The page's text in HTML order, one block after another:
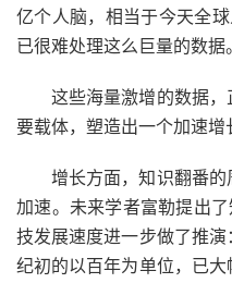
亿个人脑，相当于今天全
已很难处理这么巨量的数据。
这些海量激增的数据
要载体，塑造出一个加速增
增长方面，知识翻番
加速。未来学者富勒提出
技发展速度进一步做了推
纪初的以百年为单位，已